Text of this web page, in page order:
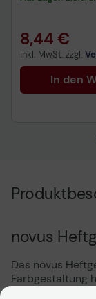
8,44 €
inkl. MwSt. zzgl.
In den
novus
Das novus
Farbgestaltung